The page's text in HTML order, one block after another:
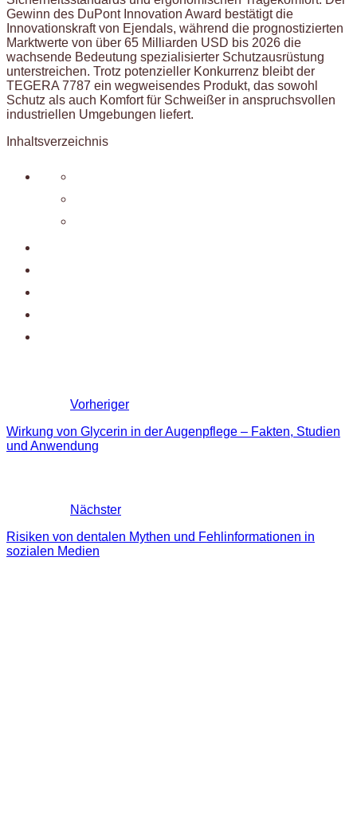
Gewinn des DuPont Innovation Award bestätigt die
Innovationskraft von Ejendals, während die prognostizierten
Marktwerte von über 65 Milliarden USD bis 2026 die
wachsende Bedeutung spezialisierter Schutzausrüstung
unterstreichen. Trotz potenzieller Konkurrenz bleibt der
TEGERA 7787 ein wegweisendes Produkt, das sowohl
Schutz als auch Komfort für Schweißer in anspruchsvollen
industriellen Umgebungen liefert.
Inhaltsverzeichnis
Vorheriger
Wirkung von Glycerin in der Augenpflege – Fakten, Studien
und Anwendung
Nächster
Risiken von dentalen Mythen und Fehlinformationen in
sozialen Medien